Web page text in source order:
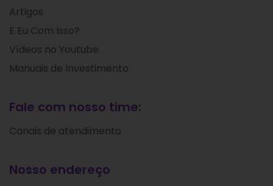
Artigos
E Eu Com Isso?
Vídeos no Youtube
Manuais de Investimento
Fale com nosso time:
Canais de atendimento
Nosso endereço